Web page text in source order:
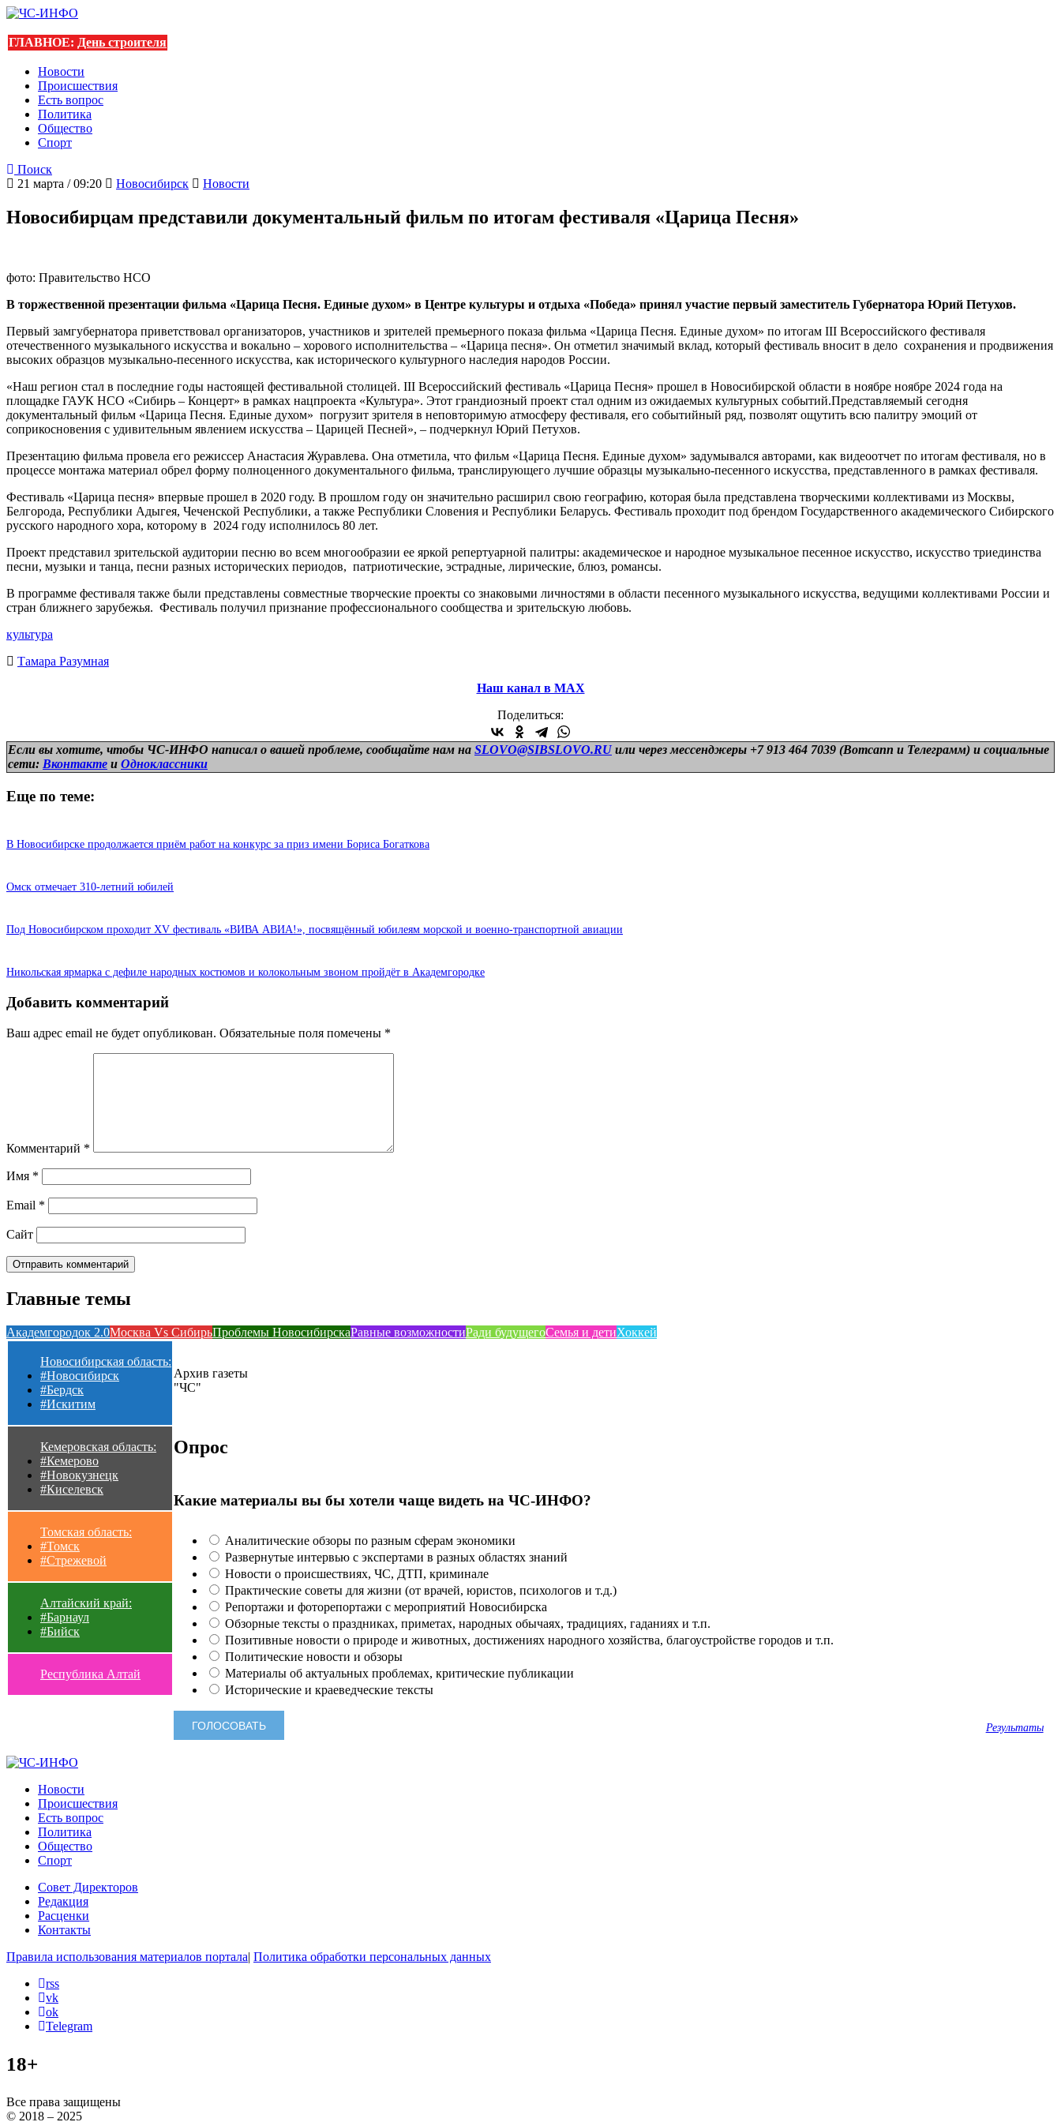
ГЛАВНОЕ: День строителя
Новости
Происшествия
Есть вопрос
Политика
Общество
Спорт
Поиск
21 марта / 09:20
Новосибирск Новости
Новосибирцам представили документальный фильм по итогам фестиваля «Царица Песня»
фото: Правительство НСО
В торжественной презентации фильма «Царица Песня. Единые духом» в Центре культуры и отдыха «Победа» принял участие первый заместитель Губернатора Юрий Петухов.
Первый замгубернатора приветствовал организаторов, участников и зрителей премьерного показа фильма «Царица Песня. Единые духом» по итогам III Всероссийского фестиваля
отечественного музыкального искусства и вокально – хорового исполнительства – «Царица песня». Он отметил значимый вклад, который фестиваль вносит в дело сохранения и продвижения
высоких образцов музыкально-песенного искусства, как исторического культурного наследия народов России.
«Наш регион стал в последние годы настоящей фестивальной столицей. III Всероссийский фестиваль «Царица Песня» прошел в Новосибирской области в ноябре ноябре 2024 года на
площадке ГАУК НСО «Сибирь – Концерт» в рамках нацпроекта «Культура». Этот грандиозный проект стал одним из ожидаемых культурных событий.Представляемый сегодня
документальный фильм «Царица Песня. Единые духом» погрузит зрителя в неповторимую атмосферу фестиваля, его событийный ряд, позволят ощутить всю палитру эмоций от
соприкосновения с удивительным явлением искусства – Царицей Песней», – подчеркнул Юрий Петухов.
Презентацию фильма провела его режиссер Анастасия Журавлева. Она отметила, что фильм «Царица Песня. Единые духом» задумывался авторами, как видеоотчет по итогам фестиваля, но в
процессе монтажа материал обрел форму полноценного документального фильма, транслирующего лучшие образцы музыкально-песенного искусства, представленного в рамках фестиваля.
Фестиваль «Царица песня» впервые прошел в 2020 году. В прошлом году он значительно расширил свою географию, которая была представлена творческими коллективами из Москвы,
Белгорода, Республики Адыгея, Чеченской Республики, а также Республики Словения и Республики Беларусь. Фестиваль проходит под брендом Государственного академического Сибирского
русского народного хора, которому в 2024 году исполнилось 80 лет.
Проект представил зрительской аудитории песню во всем многообразии ее яркой репертуарной палитры: академическое и народное музыкальное песенное искусство, искусство триединства
песни, музыки и танца, песни разных исторических периодов, патриотические, эстрадные, лирические, блюз, романсы.
В программе фестиваля также были представлены совместные творческие проекты со знаковыми личностями в области песенного музыкального искусства, ведущими коллективами России и
стран ближнего зарубежья. Фестиваль получил признание профессионального сообщества и зрительскую любовь.
культура
Тамара Разумная
Наш канал в МАХ
Поделиться:
Если вы хотите, чтобы ЧС-ИНФО написал о вашей проблеме, сообщайте нам на SLOVO@SIBSLOVO.RU или через мессенджеры +7 913 464 7039 (Вотсапп и Телеграмм) и социальные
сети: Вконтакте и Одноклассники
Еще по теме:
В Новосибирске продолжается приём работ на конкурс за приз имени Бориса Богаткова
Омск отмечает 310-летний юбилей
Под Новосибирском проходит XV фестиваль «ВИВА АВИА!», посвящённый юбилеям морской и военно-транспортной авиации
Никольская ярмарка с дефиле народных костюмов и колокольным звоном пройдёт в Академгородке
Добавить комментарий
Ваш адрес email не будет опубликован. Обязательные поля помечены *
Комментарий *
Имя *
Email *
Сайт
Главные темы
Академгородок 2.0Москва Vs СибирьПроблемы НовосибирскаРавные возможностиРади будущегоСемья и детиХоккей
Новосибирская область:
#Новосибирск
#Бердск
#Искитим
Кемеровская область:
#Кемерово
#Новокузнецк
#Киселевск
Томская область:
#Томск
#Стрежевой
Алтайский край:
#Барнаул
#Бийск
Республика Алтай
Архив газеты
"ЧС"
Опрос
Какие материалы вы бы хотели чаще видеть на ЧС-ИНФО?
Аналитические обзоры по разным сферам экономики
Развернутые интервью с экспертами в разных областях знаний
Новости о происшествиях, ЧС, ДТП, криминале
Практические советы для жизни (от врачей, юристов, психологов и т.д.)
Репортажи и фоторепортажи с мероприятий Новосибирска
Обзорные тексты о праздниках, приметах, народных обычаях, традициях, гаданиях и т.п.
Позитивные новости о природе и животных, достижениях народного хозяйства, благоустройстве городов и т.п.
Политические новости и обзоры
Материалы об актуальных проблемах, критические публикации
Исторические и краеведческие тексты
Результаты
Новости
Происшествия
Есть вопрос
Политика
Общество
Спорт
Совет Директоров
Редакция
Расценки
Контакты
Правила использования материалов портала| Политика обработки персональных данных
rss
vk
ok
Telegram
18+
Все права защищены
© 2018 – 2025